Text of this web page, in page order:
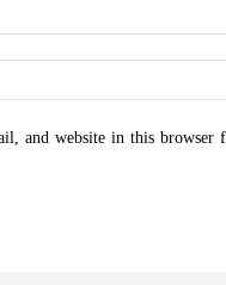
and website in this